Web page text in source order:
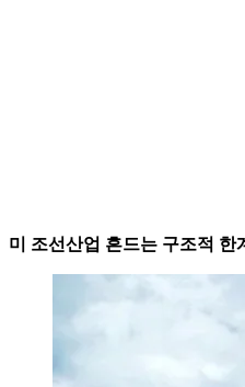
미 조선산업 흔드는 구조적 한